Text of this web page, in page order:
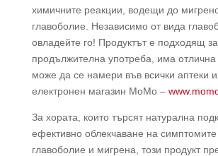
химичните реакции, водещи до
главоболие. Независимо от вида
овладейте го! Продуктът е подходящ за
продължителна употреба, има
може да се намери във всички аптеки
електронен магазин MoMo –
За хората, които търсят натурална
ефективно облекчаване на
главоболие и мигрена, този продукт